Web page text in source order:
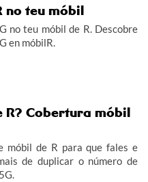
no teu móbil
no teu móbil de R. Descobre
en móbilR.
R? Cobertura móbil
móbil de R para que fales e
de duplicar o número de